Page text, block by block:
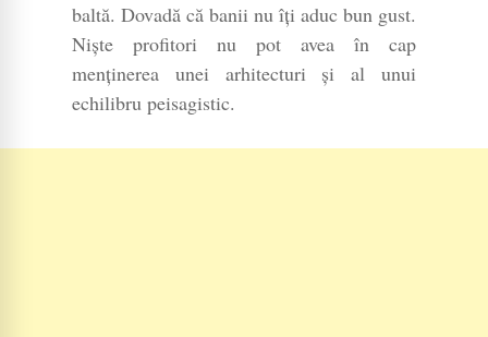
baltă. Dovadă că banii nu îți aduc bun gust.
Niște profitori nu pot avea în cap
menținerea unei arhitecturi și al unui
echilibru peisagistic.